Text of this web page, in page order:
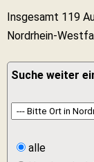
Insgesamt 119
Nordrhein-
Suche weiter
alle